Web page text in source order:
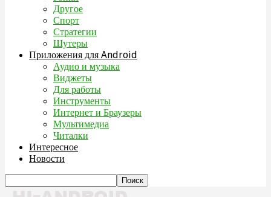
Другое
Спорт
Стратегии
Шутеры
Приложения для Android
Аудио и музыка
Виджеты
Для работы
Инструменты
Интернет и Браузеры
Мультимедиа
Читалки
Интересное
Новости